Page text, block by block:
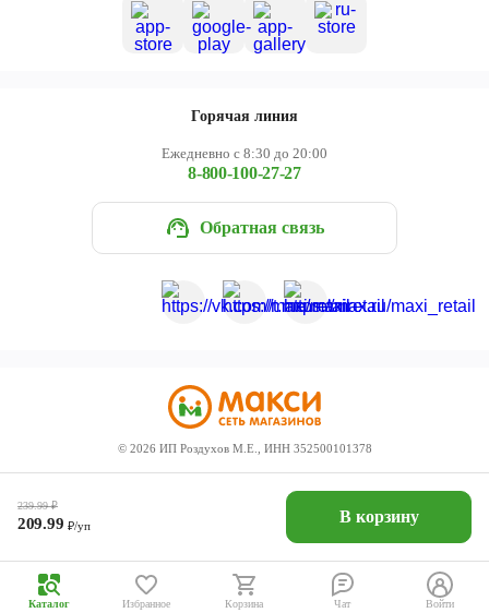
239.99₽
209.99 ₽/уп В корзину
Горячая линия
Ежедневно с 8:30 до 20:00
8-800-100-27-27
Обратная связь
© 2026 ИП Роздухов М.Е., ИНН 352500101378
Каталог Избранное Корзина Чат Войти